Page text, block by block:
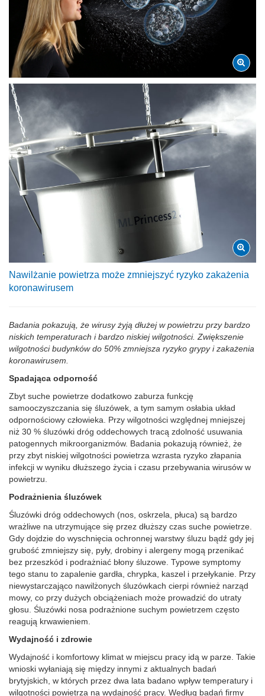
Nawilżanie powietrza może zmniejszyć ryzyko zakażenia
koronawirusem
Badania pokazują, że wirusy żyją dłużej w powietrzu przy bardzo
niskich temperaturach i bardzo niskiej wilgotności. Zwiększenie
wilgotności budynków do 50% zmniejsza ryzyko grypy i zakażenia
koronawirusem.
Spadająca odporność
Zbyt suche powietrze dodatkowo zaburza funkcję
samooczyszczania się śluzówek, a tym samym osłabia układ
odpornościowy człowieka. Przy wilgotności względnej mniejszej
niż 30 % śluzówki dróg oddechowych tracą zdolność usuwania
patogennych mikroorganizmów. Badania pokazują również, że
przy zbyt niskiej wilgotności powietrza wzrasta ryzyko złapania
infekcji w wyniku dłuższego życia i czasu przebywania wirusów w
powietrzu.
Podrażnienia śluzówek
Śluzówki dróg oddechowych (nos, oskrzela, płuca) są bardzo
wrażliwe na utrzymujące się przez dłuższy czas suche powietrze.
Gdy dojdzie do wyschnięcia ochronnej warstwy śluzu bądź gdy jej
grubość zmniejszy się, pyły, drobiny i alergeny mogą przenikać
bez przeszkód i podrażniać błony śluzowe. Typowe symptomy
tego stanu to zapalenie gardła, chrypka, kaszel i przełykanie. Przy
niewystarczająco nawilżonych śluzówkach cierpi również narząd
mowy, co przy dużych obciążeniach może prowadzić do utraty
głosu. Śluzówki nosa podrażnione suchym powietrzem często
reagują krwawieniem.
Wydajność i zdrowie
Wydajność i komfortowy klimat w miejscu pracy idą w parze. Takie
wnioski wyłaniają się między innymi z aktualnych badań
brytyjskich, w których przez dwa lata badano wpływ temperatury i
wilgotności powietrza na wydajność pracy. Według badań firmy